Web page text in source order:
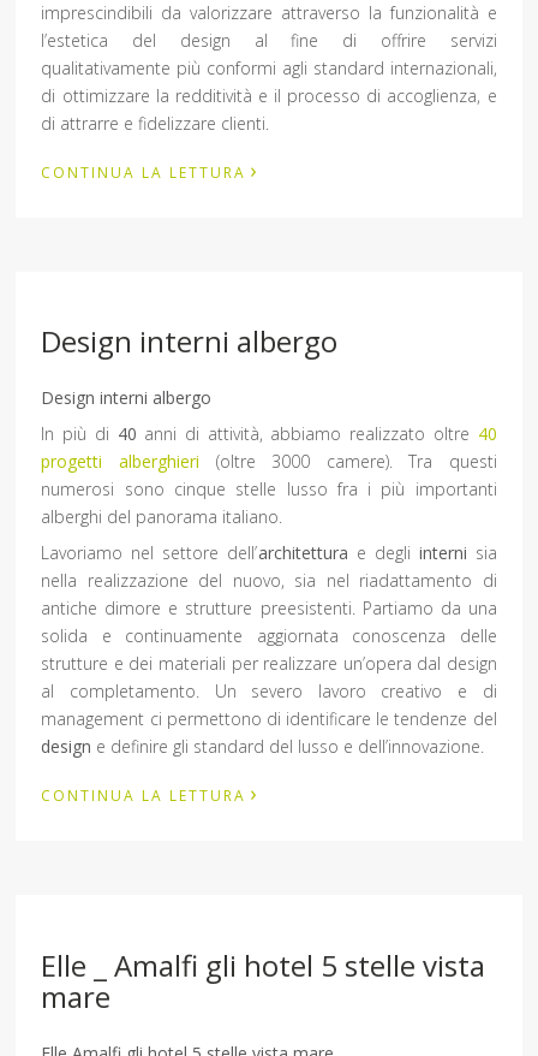
imprescindibili da valorizzare attraverso la funzionalità e
l’estetica del design al fine di offrire servizi
qualitativamente più conformi agli standard internazionali,
di ottimizzare la redditività e il processo di accoglienza, e
di attrarre e fidelizzare clienti.
CONTINUA LA LETTURA ›
Design interni albergo
Design interni albergo
In più di 40 anni di attività, abbiamo realizzato oltre 40
progetti alberghieri (oltre 3000 camere). Tra questi
numerosi sono cinque stelle lusso fra i più importanti
alberghi del panorama italiano.
Lavoriamo nel settore dell’architettura e degli interni sia
nella realizzazione del nuovo, sia nel riadattamento di
antiche dimore e strutture preesistenti. Partiamo da una
solida e continuamente aggiornata conoscenza delle
strutture e dei materiali per realizzare un’opera dal design
al completamento. Un severo lavoro creativo e di
management ci permettono di identificare le tendenze del
design e definire gli standard del lusso e dell’innovazione.
CONTINUA LA LETTURA ›
Elle _ Amalfi gli hotel 5 stelle vista
mare